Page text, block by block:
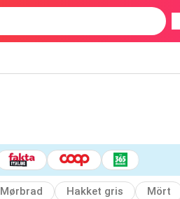
Mørbrad Hakket gris Mört